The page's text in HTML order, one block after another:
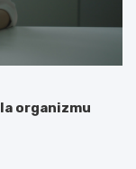
organizmu